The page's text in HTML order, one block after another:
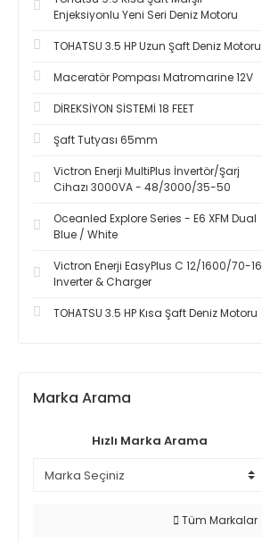
Enjeksiyonlu Yeni Seri Deniz Motoru
TOHATSU 3.5 HP Uzun Şaft Deniz Motoru
Maceratör Pompası Matromarine 12V
DİREKSİYON SİSTEMİ 18 FEET
Şaft Tutyası 65mm
Victron Enerji MultiPlus İnvertör/Şarj
Cihazı 3000VA - 48/3000/35-50
Oceanled Explore Series - E6 XFM Dual
Blue / White
Victron Enerji EasyPlus C 12/1600/70-16
Inverter & Charger
TOHATSU 3.5 HP Kısa Şaft Deniz Motoru
Marka Arama
Hızlı Marka Arama
Tüm Markalar